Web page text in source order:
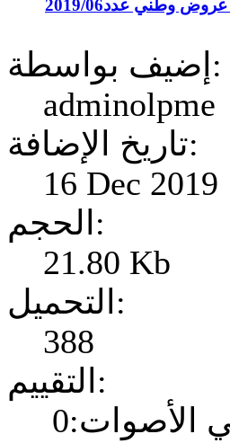
وطني عدد2019/06
إضيف بواسطة:
adminolpme
تاريخ الإضافة:
16 Dec 2019
الحجم:
21.80 Kb
التحميل:
388
التقييم:
الأصوات:0